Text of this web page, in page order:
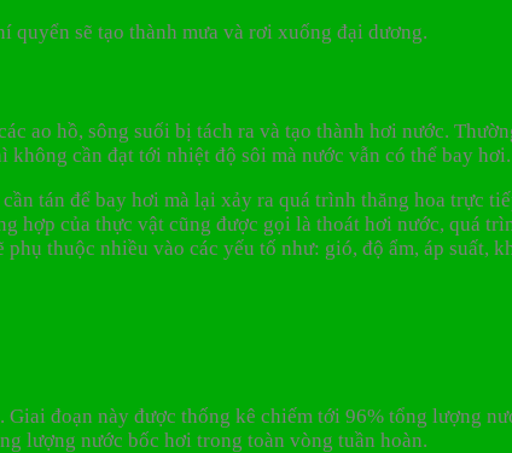
sẽ tạo thành mưa và rơi xuống đại dương.
ao hồ, sông suối bị tách ra và tạo thành hơi nước.
cần đạt tới nhiệt độ sôi mà nước vẫn có thể bay hơi.
tán để bay hơi mà lại xảy ra quá trình thăng hoa trực
hợp của thực vật cũng được gọi là thoát hơi nước, quá
thuộc nhiều vào các yếu tố như: gió, độ ẩm, áp suất,
đoạn này được thống kê chiếm tới 96% tổng lượng
lượng nước bốc hơi trong toàn vòng tuần hoàn.